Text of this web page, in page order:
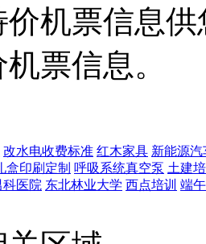
价机票信息
票信息。
改水电收费标准 红木家具 新能源汽
盒印刷定制 呼吸系统真空泵 土建
科医院 东北林业大学 西点培训 端